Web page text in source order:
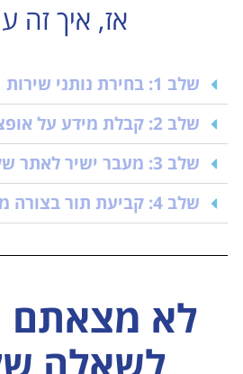
אז, איך זה
שלב 1: בחירת נותני שירות
שלב 2: קבלת מידע על אופציה זימון תורים
שלב 3: מעבר ישיר לאתר של נותן השירות
שלב 4: קביעת תור בצורה מהירה
לא מצאתם